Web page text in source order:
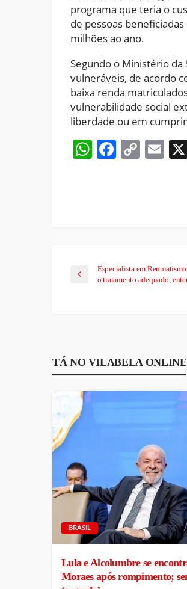
programa que teria o
de pessoas
milhões ao ano.
Segundo o Ministério
vulneráveis, de acordo
baixa renda
vulnerabilidade social
liberdade ou em
WhatsApp
Copy
Especialista em
o tratamento adequado;
TÁ NO VILABELA ONLINE
BRASIL
Lula e Alcolumbre se
Moraes após rompimento;